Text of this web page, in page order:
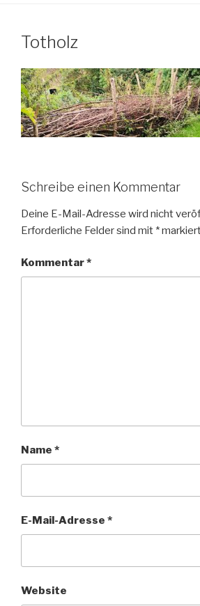
Totholz
Schreibe einen Kommentar
Deine E-Mail-Adresse wird nicht
Erforderliche Felder sind mit *
Kommentar*
Name *
E-Mail-Adresse *
Website